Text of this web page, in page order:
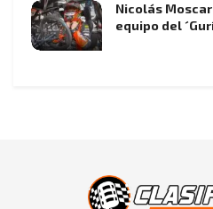
Nicolás
equipo del